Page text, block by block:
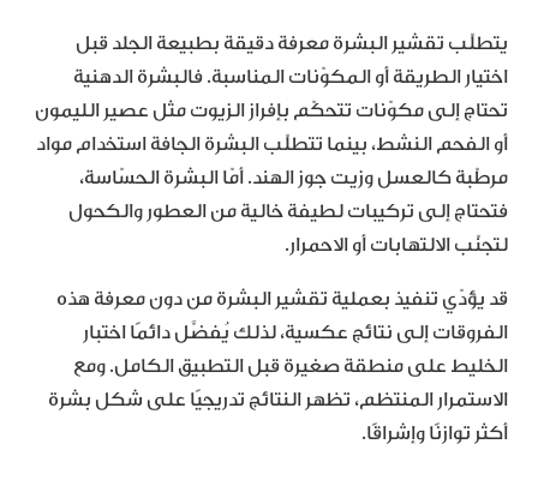
يتطلّب تقشير البشرة معرفة دقيقة بطبيعة الجلد قبل
اختيار الطريقة أو المكوّنات المناسبة. فالبشرة الدهنية
تحتاج إلى مكوّنات تتحكّم بإفراز الزيوت مثل عصير الليمون
أو الفحم النشط، بينما تتطلّب البشرة الجافة استخدام مواد
مرطّبة كالعسل وزيت جوز الهند. أمّا البشرة الحسّاسة،
فتحتاج إلى تركيبات لطيفة خالية من العطور والكحول
لتجنّب الالتهابات أو الاحمرار.
قد يؤدّي تنفيذ بعملية تقشير البشرة من دون معرفة هذه
الفروقات إلى نتائج عكسية، لذلك يُفضَّل دائمًا اختبار
الخليط على منطقة صغيرة قبل التطبيق الكامل. ومع
الاستمرار المنتظم، تظهر النتائج تدريجيًا على شكل بشرة
أكثر توازنًا وإشراقًا.